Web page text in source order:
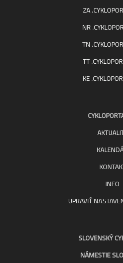
ZA
NR
TN
TT
KE
INFO
UPRAVIŤ
SLOVENSKÝ
NÁMESTIE